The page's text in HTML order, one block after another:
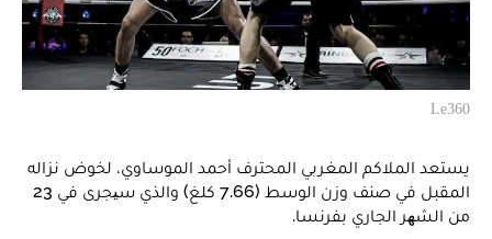
Le360
يستعد الملاكم المغربي المحترف أحمد الموساوي، لخوض نزاله
المقبل في صنف وزن الوسط (7.66 كلغ) والذي سیجرى في 23
من الشھر الجاري بفرنسا.